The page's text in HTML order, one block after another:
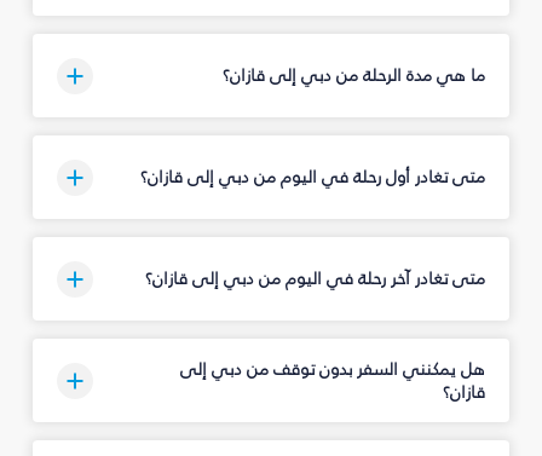
ما هي مدة الرحلة من دبي إلى قازان؟
متى تغادر أول رحلة في اليوم من دبي إلى قازان؟
متى تغادر آخر رحلة في اليوم من دبي إلى قازان؟
هل يمكنني السفر بدون توقف من دبي إلى
قازان؟